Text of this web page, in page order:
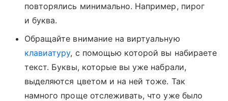
повторялись минимально. Например, пирог
и буква.
Обращайте внимание на виртуальную
клавиатуру, с помощью которой вы набираете
текст. Буквы, которые вы уже набрали,
выделяются цветом и на ней тоже. Так
намного проще отслеживать, что уже было